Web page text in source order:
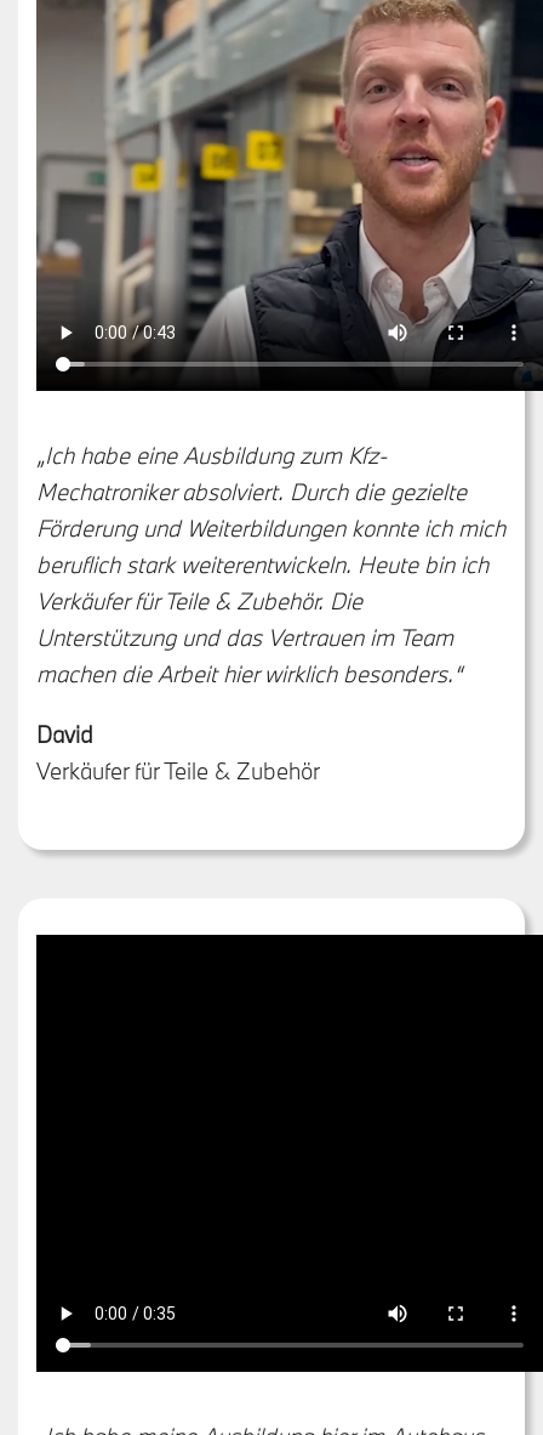
„Ich habe eine Ausbildung zum Kfz-
Mechatroniker absolviert. Durch die gezielte
Förderung und Weiterbildungen konnte ich mich
beruflich stark weiterentwickeln. Heute bin ich
Verkäufer für Teile & Zubehör. Die
Unterstützung und das Vertrauen im Team
machen die Arbeit hier wirklich besonders.“
David
Verkäufer für Teile & Zubehör